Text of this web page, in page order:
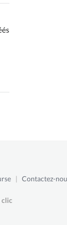
| Contactez-
clic